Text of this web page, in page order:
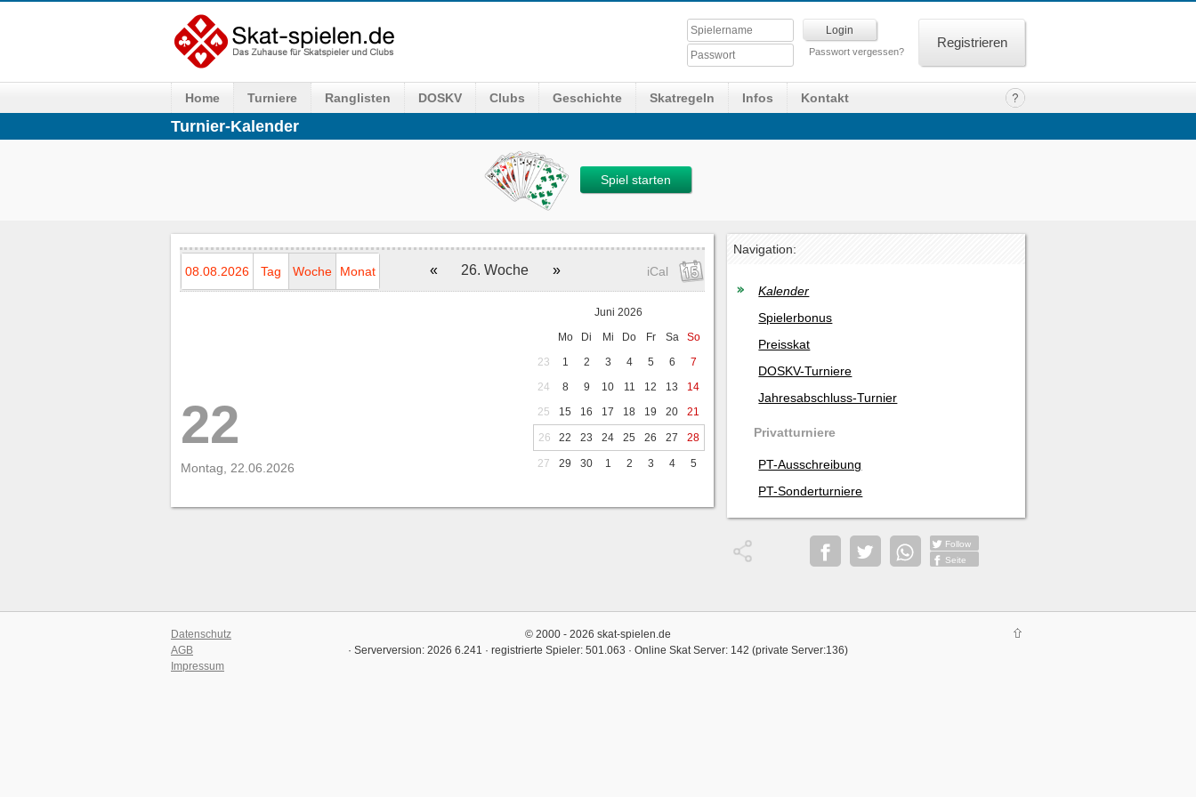
Passwort vergessen?
Registrieren
Home Turniere Ranglisten DOSKV Clubs Geschichte Skatregeln Infos Kontakt
Turnier-Kalender
Spiel starten
08.08.2026 Tag Woche Monat « 26. Woche » iCal
22
Montag, 22.06.2026
Juni 2026
Mo
Di Mi Do Fr Sa
So
23
1 2 3 4 5 6
7
24
8 9 10 11 12 13
14
25
15 16 17 18 19 20 21
26 22 23 24 25 26 27 28
27 29 30 1 2 3 4 5
Navigation:
Kalender
Spielerbonus
Preisskat
DOSKV-Turniere
Jahresabschluss-Turnier
Privatturniere
PT-Ausschreibung
PT-Sonderturniere
Follow
Seite
Datenschutz
AGB
Impressum
© 2000 - 2026 skat-spielen.de
· Serverversion: 2026 6.241 · registrierte Spieler: 501.063 · Online Skat Server: 142 (private Server:136)